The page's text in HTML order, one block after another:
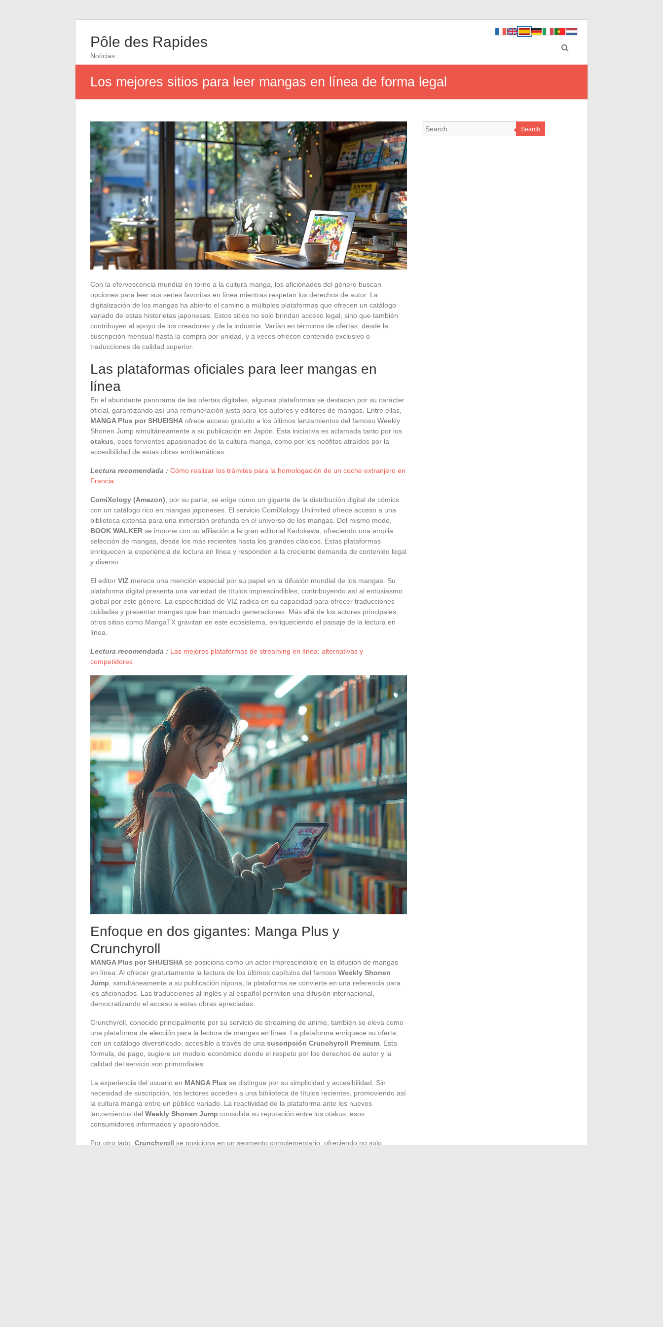
Pôle des Rapides
Noticias
Los mejores sitios para leer mangas en línea de forma legal
Con la efervescencia mundial en torno a la cultura manga, los aficionados del género buscan
opciones para leer sus series favoritas en línea mientras respetan los derechos de autor. La
digitalización de los mangas ha abierto el camino a múltiples plataformas que ofrecen un catálogo
variado de estas historietas japonesas. Estos sitios no solo brindan acceso legal, sino que también
contribuyen al apoyo de los creadores y de la industria. Varían en términos de ofertas, desde la
suscripción mensual hasta la compra por unidad, y a veces ofrecen contenido exclusivo o
traducciones de calidad superior.
Las plataformas oficiales para leer mangas en
línea
En el abundante panorama de las ofertas digitales, algunas plataformas se destacan por su carácter
oficial, garantizando así una remuneración justa para los autores y editores de mangas. Entre ellas,
MANGA Plus por SHUEISHA ofrece acceso gratuito a los últimos lanzamientos del famoso Weekly
Shonen Jump simultáneamente a su publicación en Japón. Esta iniciativa es aclamada tanto por los
otakus , esos fervientes apasionados de la cultura manga, como por los neófitos atraídos por la
accesibilidad de estas obras emblemáticas.
Lectura recomendada : Cómo realizar los trámites para la homologación de un coche extranjero en
Francia
ComiXology (Amazon) , por su parte, se erige como un gigante de la distribución digital de cómics
con un catálogo rico en mangas japoneses. El servicio ComiXology Unlimited ofrece acceso a una
biblioteca extensa para una inmersión profunda en el universo de los mangas. Del mismo modo,
BOOK WALKER se impone con su afiliación a la gran editorial Kadokawa, ofreciendo una amplia
selección de mangas, desde los más recientes hasta los grandes clásicos. Estas plataformas
enriquecen la experiencia de lectura en línea y responden a la creciente demanda de contenido legal
y diverso.
El editor VIZ merece una mención especial por su papel en la difusión mundial de los mangas. Su
plataforma digital presenta una variedad de títulos imprescindibles, contribuyendo así al entusiasmo
global por este género. La especificidad de VIZ radica en su capacidad para ofrecer traducciones
cuidadas y presentar mangas que han marcado generaciones. Más allá de los actores principales,
otros sitios como MangaTX gravitan en este ecosistema, enriqueciendo el paisaje de la lectura en
línea.
Lectura recomendada : Las mejores plataformas de streaming en línea: alternativas y
competidores
Enfoque en dos gigantes: Manga Plus y
Crunchyroll
MANGA Plus por SHUEISHA se posiciona como un actor imprescindible en la difusión de mangas
en línea. Al ofrecer gratuitamente la lectura de los últimos capítulos del famoso Weekly Shonen
Jump , simultáneamente a su publicación nipona, la plataforma se convierte en una referencia para
los aficionados. Las traducciones al inglés y al español permiten una difusión internacional,
democratizando el acceso a estas obras apreciadas.
Crunchyroll, conocido principalmente por su servicio de streaming de anime, también se eleva como
una plataforma de elección para la lectura de mangas en línea. La plataforma enriquece su oferta
con un catálogo diversificado, accesible a través de una suscripción Crunchyroll Premium . Esta
fórmula, de pago, sugiere un modelo económico donde el respeto por los derechos de autor y la
calidad del servicio son primordiales.
La experiencia del usuario en MANGA Plus se distingue por su simplicidad y accesibilidad. Sin
necesidad de suscripción, los lectores acceden a una biblioteca de títulos recientes, promoviendo así
la cultura manga entre un público variado. La reactividad de la plataforma ante los nuevos
lanzamientos del Weekly Shonen Jump consolida su reputación entre los otakus, esos
consumidores informados y apasionados.
Por otro lado, Crunchyroll se posiciona en un segmento complementario, ofreciendo no solo
Search